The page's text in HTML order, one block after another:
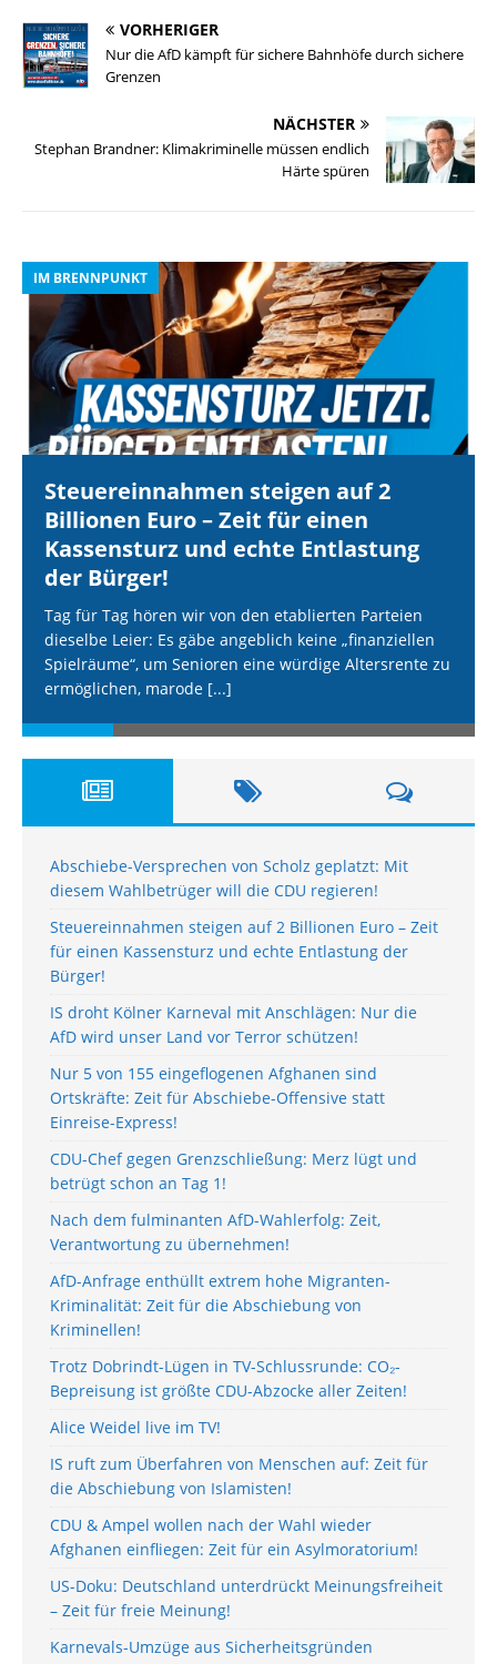
VORHERIGER
Nur die AfD kämpft für sichere Bahnhöfe durch sichere
Grenzen
NÄCHSTER
Stephan Brandner: Klimakriminelle müssen endlich
Härte spüren
IM BRENNPUNKT
Steuereinnahmen steigen auf 2
Billionen Euro – Zeit für einen
Kassensturz und echte Entlastung
der Bürger!
Tag für Tag hören wir von den etablierten Parteien
dieselbe Leier: Es gäbe angeblich keine „finanziellen
Spielräume“, um Senioren eine würdige Altersrente zu
ermöglichen, marode [...]
Abschiebe-Versprechen von Scholz geplatzt: Mit
diesem Wahlbetrüger will die CDU regieren!
Steuereinnahmen steigen auf 2 Billionen Euro – Zeit
für einen Kassensturz und echte Entlastung der
Bürger!
IS droht Kölner Karneval mit Anschlägen: Nur die
AfD wird unser Land vor Terror schützen!
Nur 5 von 155 eingeflogenen Afghanen sind
Ortskräfte: Zeit für Abschiebe-Offensive statt
Einreise-Express!
CDU-Chef gegen Grenzschließung: Merz lügt und
betrügt schon an Tag 1!
Nach dem fulminanten AfD-Wahlerfolg: Zeit,
Verantwortung zu übernehmen!
AfD-Anfrage enthüllt extrem hohe Migranten-
Kriminalität: Zeit für die Abschiebung von
Kriminellen!
Trotz Dobrindt-Lügen in TV-Schlussrunde: CO₂-
Bepreisung ist größte CDU-Abzocke aller Zeiten!
Alice Weidel live im TV!
IS ruft zum Überfahren von Menschen auf: Zeit für
die Abschiebung von Islamisten!
CDU & Ampel wollen nach der Wahl wieder
Afghanen einfliegen: Zeit für ein Asylmoratorium!
US-Doku: Deutschland unterdrückt Meinungsfreiheit
– Zeit für freie Meinung!
Karnevals-Umzüge aus Sicherheitsgründen